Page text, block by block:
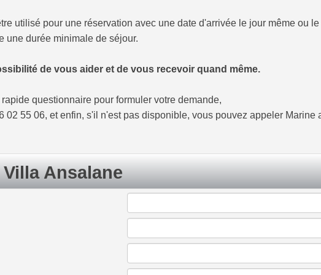
utilisé pour une réservation avec une date d'arrivée le jour même ou
une durée minimale de séjour.
de vous aider et de vous recevoir quand même.
questionnaire pour formuler votre demande,
02 55 06, et enfin, s'il n'est pas disponible, vous pouvez appeler Marine
Villa Ansalane